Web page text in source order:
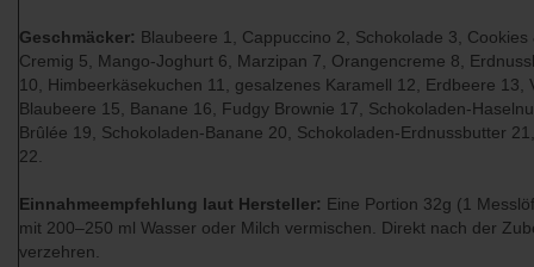
Geschmäcker: Blaubeere 1, Cappuccino 2, Schokolade 3, Cookies
Cremig 5, Mango-Joghurt 6, Marzipan 7, Orangencreme 8,
10, Himbeerkäsekuchen 11, gesalzenes Karamell 12, Erdbeere 13,
Blaubeere 15, Banane 16, Fudgy Brownie 17, Schokoladen-
Brûlée 19, Schokoladen-Banane 20, Schokoladen-Erdnussbutter
22.
Einnahmeempfehlung laut Hersteller: Eine Portion 32g (1
mit 200–250 ml Wasser oder Milch vermischen. Direkt nach der
verzehren.